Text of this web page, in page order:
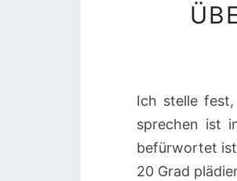
Ich stelle
sprechen ist
befürwortet
20 Grad